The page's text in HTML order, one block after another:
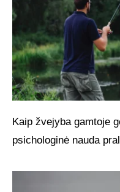
Kaip žvejyba gamtoje
psichologinė nauda